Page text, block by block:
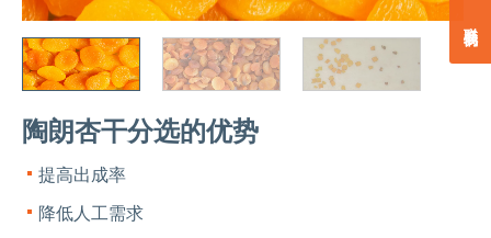
陶朗杏干分选的优势
提高出成率
降低人工需求